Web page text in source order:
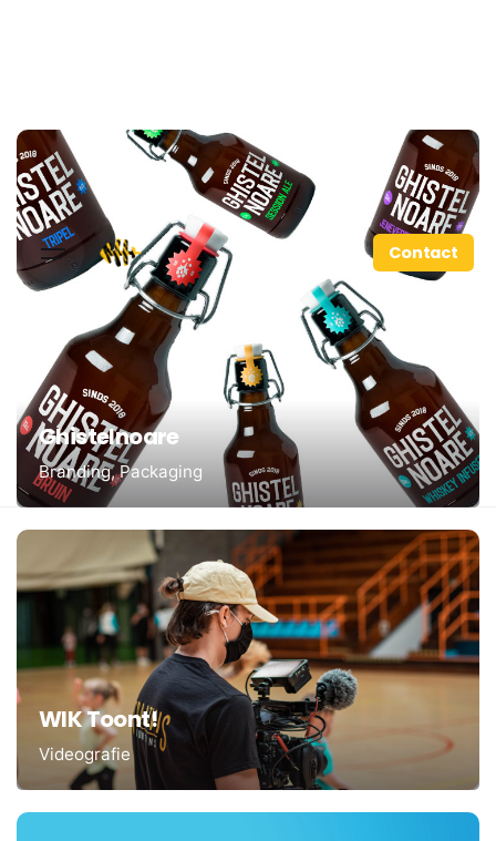
Contact
Ghistelnoare
Branding Packaging
WIK Toont!
Videografie